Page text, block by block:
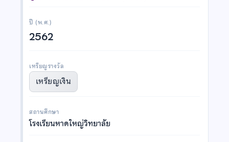
ปี (พ.ศ.)
2562
เหรียญรางวัล
เหรียญเงิน
สถานศึกษา
โรงเรียนหาดใหญ่วิทยาลัย